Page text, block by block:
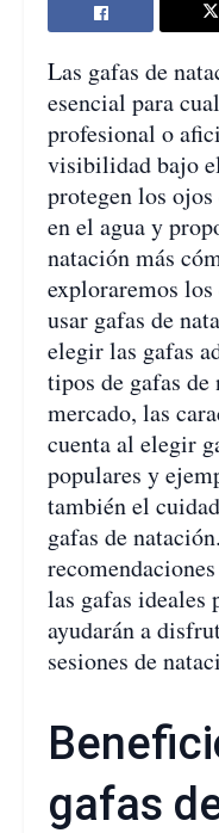
Las gafas de
esencial para
profesional o
visibilidad bajo
protegen los
en el agua y
natación más
exploraremos
usar gafas de
elegir las gafas
tipos de gafas
mercado, las
cuenta al elegir
populares y
también el
gafas de
las gafas ideales
ayudarán a
sesiones de
gafas